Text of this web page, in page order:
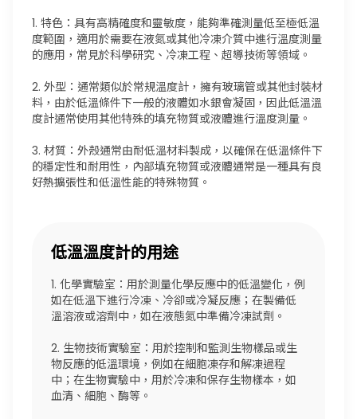
1. 特色：具有高精確度和靈敏度，能夠準確測量低至極低溫
度範圍，適用於需要在液氮或其他冷凍介質中進行溫度測量
的應用，常見於科學研究、冷凍工程、超導技術等領域。
2. 外型：通常類似於常規溫度計，擁有玻璃管或其他封裝材
料，由於低溫條件下一般的液體如水銀會凝固，因此低溫溫
度計通常使用其他特殊的填充物質或液體進行溫度測量。
3. 材質：外殼通常由耐低溫材料製成，以確保在低溫條件下
的穩定性和耐用性，內部填充物質或液體通常是一種具有良
好熱擴張性和低溫性能的特殊物質。
低溫溫度計的用途
1. 化學實驗室：用於測量化學反應中的低溫變化，例
如在低溫下進行冷凍、冷卻或冷凝反應；在製備低
溫溶液或溶劑中，如在液態氮中準備冷凍試劑。
2. 生物技術實驗室：用於控制和監測生物樣品或生
物反應的低溫環境，例如在細胞凍存和解凍過程
中；在生物實驗中，用於冷凍和保存生物樣本，如
血清、細胞、酶等。